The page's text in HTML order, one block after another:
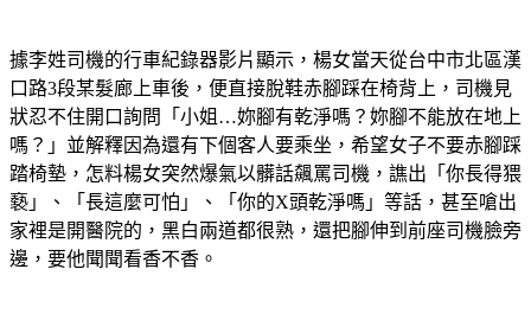
據李姓司機的行車紀錄器影片顯示，楊女當天從台中市北區漢
口路3段某髮廊上車後，便直接脫鞋赤腳踩在椅背上，司機見
狀忍不住開口詢問「小姐…妳腳有乾淨嗎？妳腳不能放在地上
嗎？」並解釋因為還有下個客人要乘坐，希望女子不要赤腳踩
踏椅墊，怎料楊女突然爆氣以髒話飆罵司機，譙出「你長得猥
褻」、「長這麼可怕」、「你的X頭乾淨嗎」等話，甚至嗆出
家裡是開醫院的，黑白兩道都很熟，還把腳伸到前座司機臉旁
邊，要他聞聞看香不香。